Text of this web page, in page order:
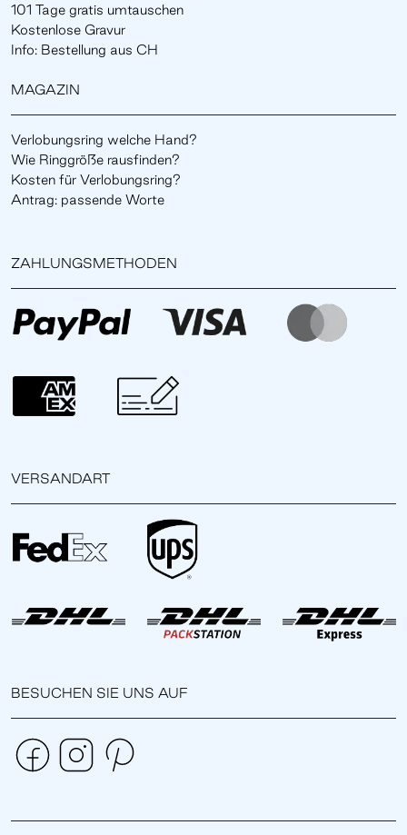
101 Tage gratis umtauschen
Kostenlose Gravur
Info: Bestellung aus CH
MAGAZIN
Verlobungsring welche Hand?
Wie Ringgröße rausfinden?
Kosten für Verlobungsring?
Antrag: passende Worte
ZAHLUNGSMETHODEN
VERSANDART
BESUCHEN SIE UNS AUF